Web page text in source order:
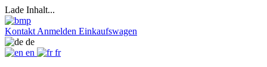
Lade Inhalt...
Kontakt Anmelden Einkaufswagen
de
en
fr